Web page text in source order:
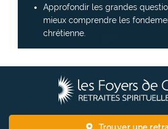
Approfondir les grandes
mieux comprendre les
chrétienne.
Trouver une